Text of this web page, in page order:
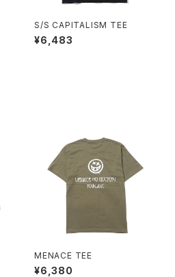
S/S CAPITALISM TEE
¥6,483
MENACE TEE
¥6,380